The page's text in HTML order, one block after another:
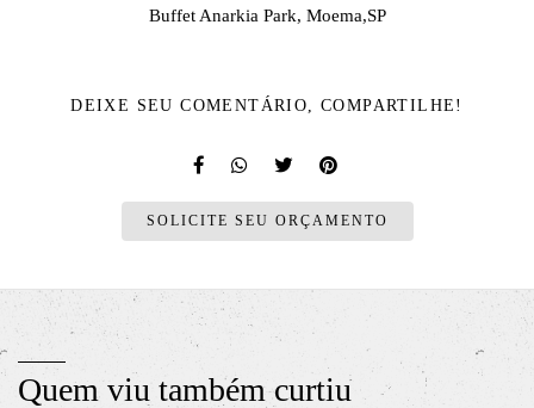
Buffet Anarkia Park, Moema,SP
DEIXE SEU COMENTÁRIO, COMPARTILHE!
SOLICITE SEU ORÇAMENTO
Quem viu também curtiu